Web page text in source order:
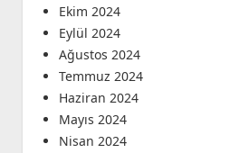
Ekim 2024
Eylül 2024
Ağustos 2024
Temmuz 2024
Haziran 2024
Mayıs 2024
Nisan 2024